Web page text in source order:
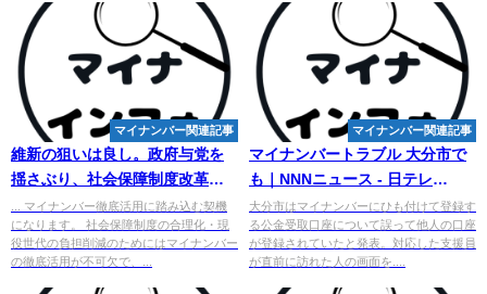
マイナンバー関連記事
維新の狙いは良し。政府与党を
揺さぶり、社会保障制度改革を
勝ち取ることを期待 - 音喜多駿
...
... マイナンバー徹底活用に踏み込む契機
になります。 社会保障制度の合理化・現
役世代の負担削減のためにはマイナンバー
の徹底活用が不可欠で、...
マイナンバー関連記事
マイナンバー トラブル 大分市で
も｜NNNニュース - 日テレ
NEWS
大分市はマイナンバーにひも付けて登録す
る公金受取口座について誤って他人の口座
が登録されていたと発表。対応した支援員
が直前に訪れた人の画面を....